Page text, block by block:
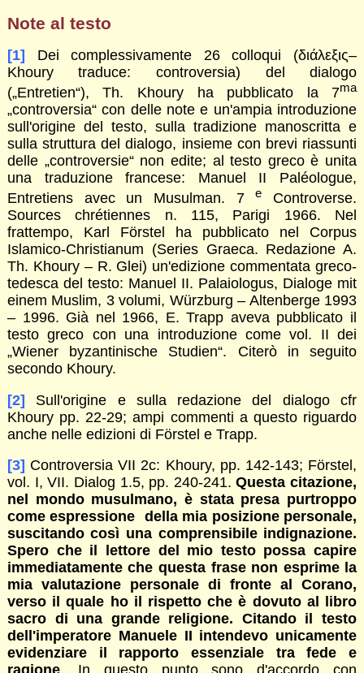
Note al testo
[1]
Dei complessivamente 26 colloqui (διάλεξις–
Khoury traduce: controversia) del dialogo
(„Entretien“), Th. Khoury ha pubblicato la 7ma
„controversia“ con delle note e un'ampia introduzione
sull'origine del testo, sulla tradizione manoscritta e
sulla struttura del dialogo, insieme con brevi riassunti
delle „controversie“ non edite; al testo greco è unita
una traduzione francese: Manuel II Paléologue,
Entretiens avec un Musulman. 7e
Controverse.
Sources chrétiennes n. 115, Parigi 1966. Nel
frattempo, Karl Förstel ha pubblicato nel Corpus
Islamico-Christianum (Series Graeca. Redazione A.
Th. Khoury – R. Glei) un'edizione commentata greco-
tedesca del testo: Manuel II. Palaiologus, Dialoge mit
einem Muslim, 3 volumi, Würzburg – Altenberge 1993
– 1996. Già nel 1966, E. Trapp aveva pubblicato il
testo greco con una introduzione come vol. II dei
„Wiener byzantinische Studien“. Citerò in seguito
secondo Khoury.
[2] Sull'origine e sulla redazione del dialogo cfr
Khoury pp. 22-29; ampi commenti a questo riguardo
anche nelle edizioni di Förstel e Trapp.
[3] Controversia VII 2c: Khoury, pp. 142-143; Förstel,
vol. I, VII. Dialog 1.5, pp. 240-241.Questa citazione,
nel mondo musulmano, è stata presa purtroppo
come espressione della mia posizione personale,
suscitando così una comprensibile indignazione.
Spero che il lettore del mio testo possa capire
immediatamente che questa frase non esprime la
mia valutazione personale di fronte al Corano,
verso il quale ho il rispetto che è dovuto al libro
sacro di una grande religione. Citando il testo
dell'imperatore Manuele II intendevo unicamente
evidenziare il rapporto essenziale tra fede e